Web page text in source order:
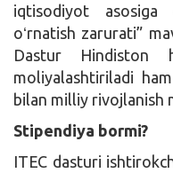
iqtisodiyot asosiga
oʻrnatish zarurati”
Dastur Hindiston
moliyalashtiriladi
bilan milliy rivojlanish
Stipendiya bormi?
ITEC dasturi